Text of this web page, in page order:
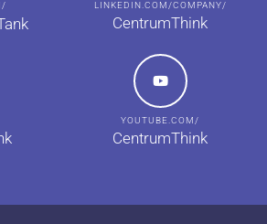
LINKEDIN.COM/COMPANY/
CentrumThink
YOUTUBE.COM/
CentrumThink